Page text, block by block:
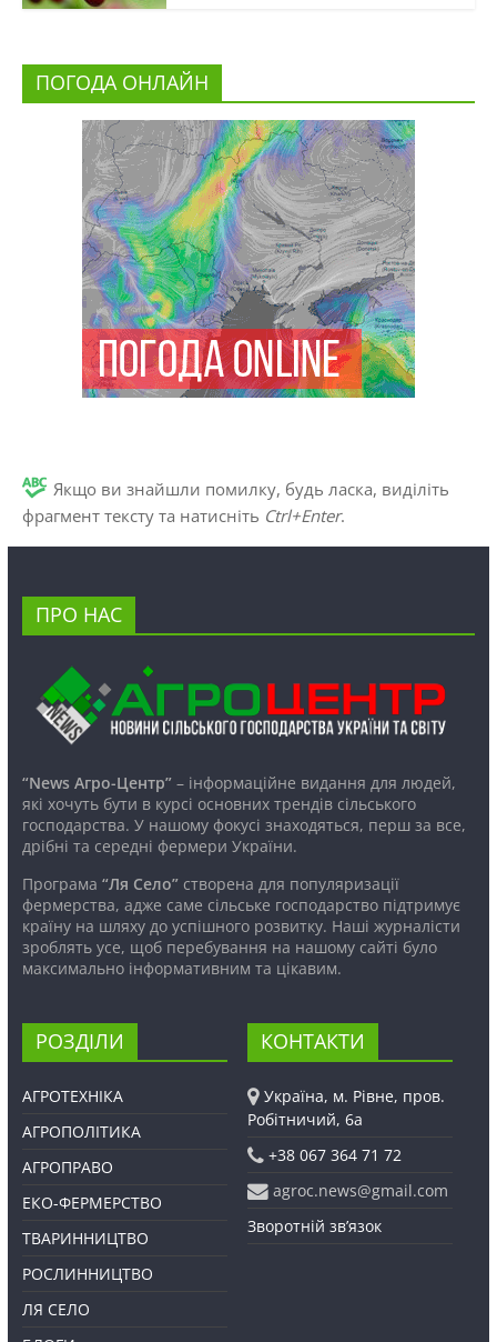
ПОГОДА ОНЛАЙН
Якщо ви знайшли помилку, будь ласка, виділіть
фрагмент тексту та натисніть Ctrl+Enter.
ПРО НАС
“News Агро-Центр”– інформаційне видання для людей,
які хочуть бути в курсі основних трендів сільського
господарства. У нашому фокусі знаходяться, перш за все,
дрібні та середні фермери України.
Програма “Ля Село”створена для популяризації
фермерства, адже саме сільське господарство підтримує
країну на шляху до успішного розвитку. Наші журналісти
зроблять усе, щоб перебування на нашому сайті було
максимально інформативним та цікавим.
РОЗДІЛИ
АГРОТЕХНІКА
АГРОПОЛІТИКА
АГРОПРАВО
ЕКО-ФЕРМЕРСТВО
ТВАРИННИЦТВО
РОСЛИННИЦТВО
ЛЯ СЕЛО
КОНТАКТИ
Україна, м. Рівне, пров.
Робітничий, 6а
+38 067 364 71 72
agroc.news@gmail.com
Зворотній зв’язок